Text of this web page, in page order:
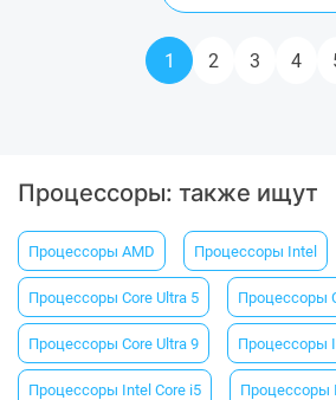
1 2 3 4
Процессоры: также ищут
Процессоры AMD Процессоры Intel
Процессоры Core Ultra 5 Процессоры
Процессоры Core Ultra 9 Процессоры
Процессоры Intel Core i5 Процессоры